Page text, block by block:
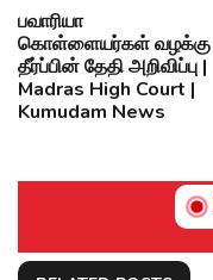
பவாரியா
கொள்ளையர்கள் வழக்கு
தீர்ப்பின் தேதி அறிவிப்பு |
Madras High Court |
Kumudam News